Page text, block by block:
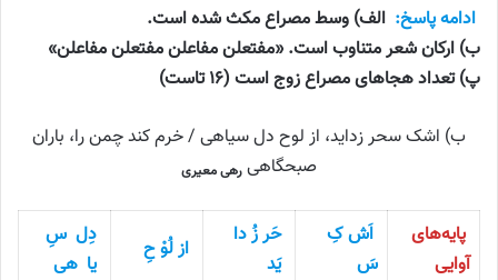
ادامه پاسخ: الف) وسط مصراع مکث شده است.
ب) ارکان شعر متناوب است. «مفتعلن مفاعلن مفتعلن مفاعلن»
پ) تعداد هجاهای مصراع زوج است (۱۶ تاست)
ب) اشک سحر زداید، از لوح دل سیاهی / خرم کند چمن را، باران
صبحگاهی رهی معیری
پایه‌های
آوایی
اَش کِ
سَ
حَر زُ دا
یَد
از لُوْ حِ
دِل سِ
یا هی